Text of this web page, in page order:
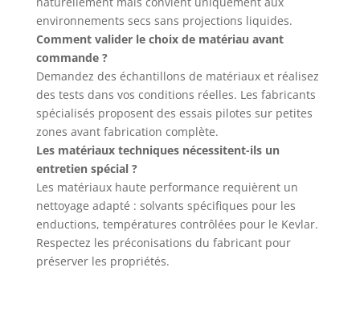
environnements secs sans projections liquides.
Comment valider le choix de matériau avant
commande ?
Demandez des échantillons de matériaux et réalisez
des tests dans vos conditions réelles. Les fabricants
spécialisés proposent des essais pilotes sur petites
zones avant fabrication complète.
Les matériaux techniques nécessitent-ils un
entretien spécial ?
Les matériaux haute performance requièrent un
nettoyage adapté : solvants spécifiques pour les
enductions, températures contrôlées pour le Kevlar.
Respectez les préconisations du fabricant pour
préserver les propriétés.